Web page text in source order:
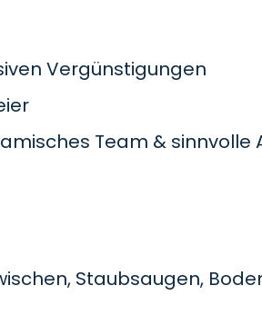
Vergünstigungen
Team & sinnvolle
Staubsaugen,